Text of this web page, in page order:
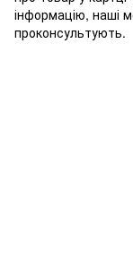
інформацію, наші
проконсультують.